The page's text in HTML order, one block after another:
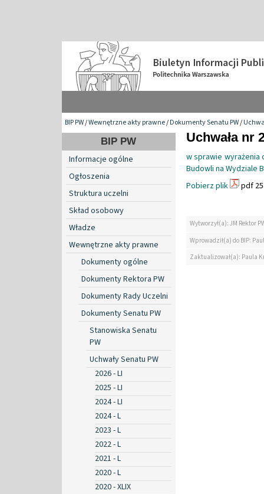
BIP PW/Wewnętrzne akty prawne/Dokumenty Senatu PW/
BIP PW
Informacje ogólne
Ogłoszenia
Struktura uczelni
Skład osobowy
Władze
Wewnętrzne akty prawne
Dokumenty ogólne
Dokumenty Rektora PW
Dokumenty Rady Uczelni
Dokumenty Senatu PW
Stanowiska Senatu
PW
Uchwały Senatu PW
2026 - LI
2025 - LI
2024 - LI
2024 - L
2023 - L
2022 - L
2021 - L
2020 - L
2020 - XLIX
Uchwała nr
w sprawie wyrażenia
Budowli na Wydziale
Pobierz plik
pdf
Wytworzył(a): JM Rektor
Wprowadził(a) do BIP:
Zaktualizował(a): Paula